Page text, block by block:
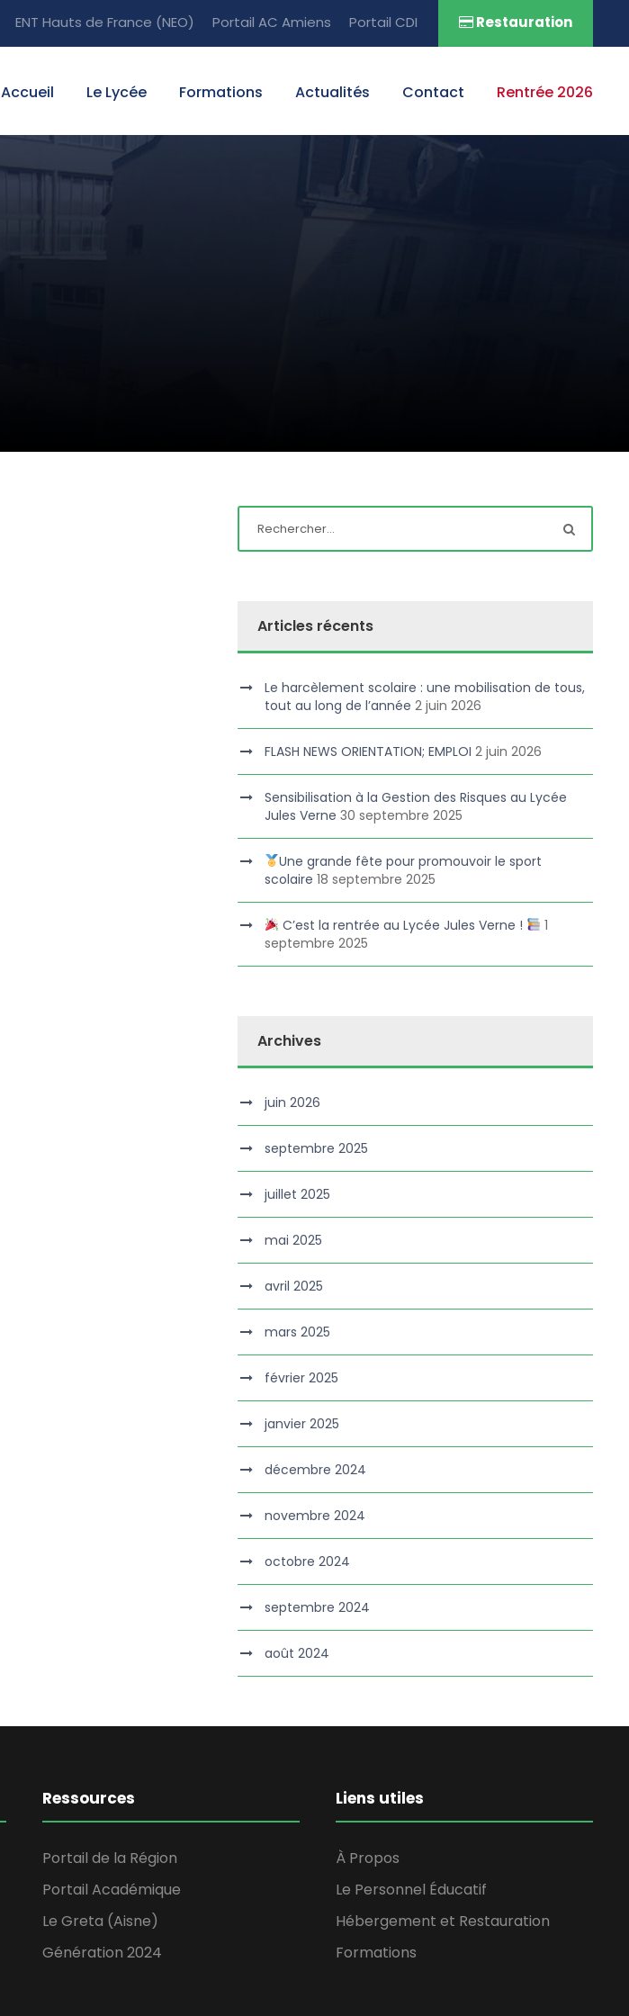
ENT Hauts de France (NEO) Portail AC Amiens Portail CDI Restauration
Accueil Le Lycée Formations Actualités Contact Rentrée 2026
Articles récents
Le harcèlement scolaire : une mobilisation de tous,
tout au long de l’année 2 juin 2026
FLASH NEWS ORIENTATION; EMPLOI 2 juin 2026
Sensibilisation à la Gestion des Risques au Lycée
Jules Verne 30 septembre 2025
Une grande fête pour promouvoir le sport
scolaire 18 septembre 2025
C’est la rentrée au Lycée Jules Verne !
1
septembre 2025
Archives
juin 2026
septembre 2025
juillet 2025
mai 2025
avril 2025
mars 2025
février 2025
janvier 2025
décembre 2024
novembre 2024
octobre 2024
septembre 2024
août 2024
Ressources
Portail de la Région
Portail Académique
Le Greta (Aisne)
Génération 2024
Liens utiles
À Propos
Le Personnel Éducatif
Hébergement et Restauration
Formations